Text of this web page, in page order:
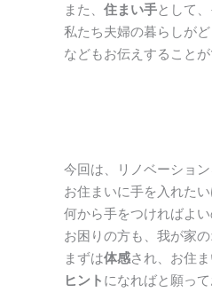
また、 住まい手として
私たち夫婦の暮らしがど
などもお伝えすることが
今回は、リノベーショ
お住まいに手を入れたい
何から手をつければよ
お困りの方も、我が家
まずは体感され、お住
ヒント になればと願って